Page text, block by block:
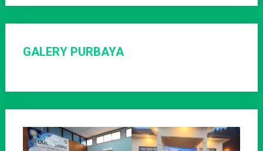
GALERY PURBAYA